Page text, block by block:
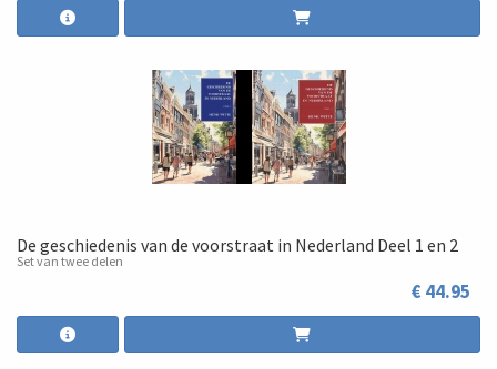
De geschiedenis van de voorstraat in Nederland Deel 1 en 2
Set van twee delen
€ 44.95